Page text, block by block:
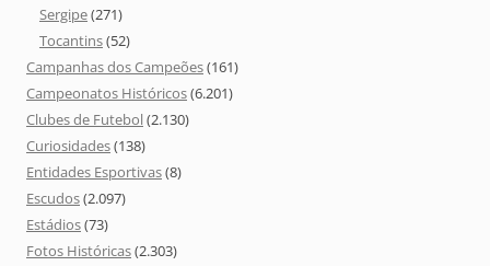
Sergipe(271)
Tocantins(52)
Campanhas dos Campeões(161)
Campeonatos Históricos(6.201)
Clubes de Futebol(2.130)
Curiosidades(138)
Entidades Esportivas(8)
Escudos(2.097)
Estádios(73)
Fotos Históricas(2.303)